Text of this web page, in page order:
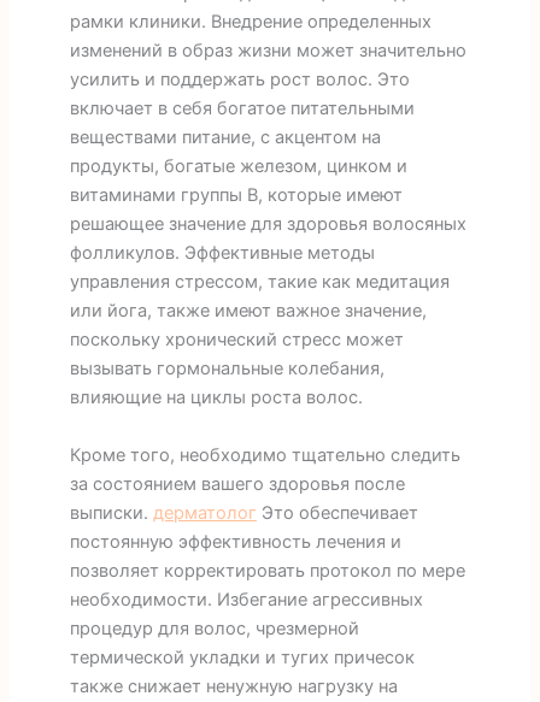
рамки клиники. Внедрение определенных
изменений в образ жизни может значительно
усилить и поддержать рост волос. Это
включает в себя богатое питательными
веществами питание, с акцентом на
продукты, богатые железом, цинком и
витаминами группы В, которые имеют
решающее значение для здоровья волосяных
фолликулов. Эффективные методы
управления стрессом, такие как медитация
или йога, также имеют важное значение,
поскольку хронический стресс может
вызывать гормональные колебания,
влияющие на циклы роста волос.
Кроме того, необходимо тщательно следить
за состоянием вашего здоровья после
выписки. дерматолог Это обеспечивает
постоянную эффективность лечения и
позволяет корректировать протокол по мере
необходимости. Избегание агрессивных
процедур для волос, чрезмерной
термической укладки и тугих причесок
также снижает ненужную нагрузку на